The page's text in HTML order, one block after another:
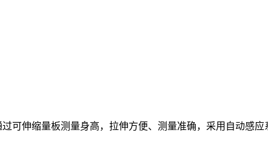
可伸缩量板测量身高，拉伸方便、测量准确，采用自动感